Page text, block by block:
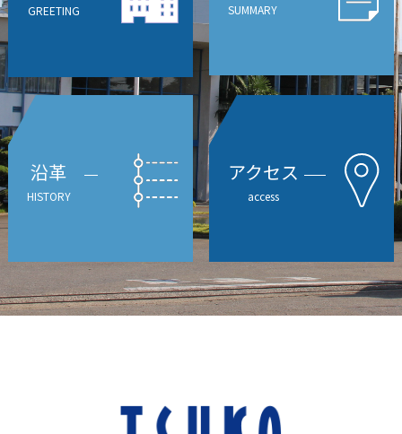
GREETING SUMMARY
沿革
HISTORY
アクセス
access